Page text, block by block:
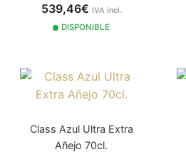
539,46€ IVA incl.
DISPONIBLE
Class Azul Ultra Extra
Añejo 70cl.